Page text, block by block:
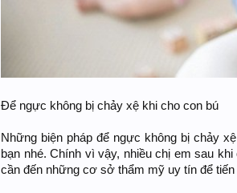
Để ngực không bị chảy xệ khi cho con bú
Những biện pháp để ngực không bị chảy
bạn nhé. Chính vì vậy, nhiều chị em sau
cần đến những cơ sở thẩm mỹ uy tín để